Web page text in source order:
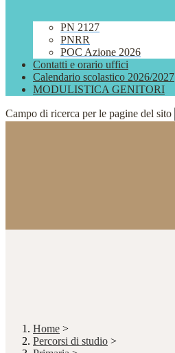
PN 2127
PNRR
POC Azione 2026
Contatti e orario uffici
Calendario scolastico 2026/2027
MODULISTICA GENITORI
Campo di ricerca per le pagine del sito
Home >
Percorsi di studio >